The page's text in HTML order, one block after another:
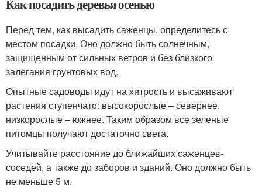
Как посадить деревья осенью
Перед тем, как высадить саженцы, определитесь с
местом посадки. Оно должно быть солнечным,
защищенным от сильных ветров и без близкого
залегания грунтовых вод.
Опытные садоводы идут на хитрость и высаживают
растения ступенчато: высокорослые – севернее,
низкорослые – южнее. Таким образом все зеленые
питомцы получают достаточно света.
Учитывайте расстояние до ближайших саженцев-
соседей, а также до заборов и зданий. Оно должно быть
не меньше 5 м.